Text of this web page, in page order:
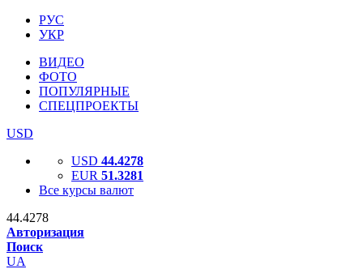
РУС
УКР
ВИДЕО
ФОТО
ПОПУЛЯРНЫЕ
СПЕЦПРОЕКТЫ
USD
USD 44.4278
EUR 51.3281
Все курсы валют
44.4278
Авторизация
Поиск
UA